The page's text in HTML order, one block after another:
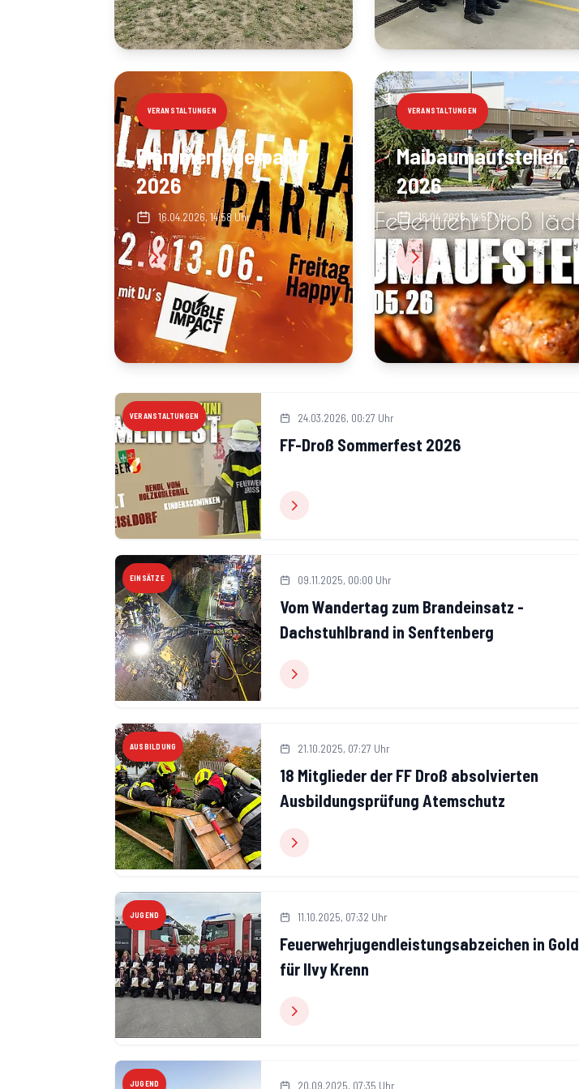
VERANSTALTUNGEN
Flammenjägerparty
2026
16.04.2026, 14:58 Uhr
VERANSTALTUNGEN
Maibaumaufstellen
2026
16.04.2026, 14:52 Uhr
VERANSTALTUNGEN 24.03.2026, 00:27 Uhr
FF-Droß Sommerfest 2026
EINSÄTZE 09.11.2025, 00:00 Uhr
Vom Wandertag zum Brandeinsatz -
Dachstuhlbrand in Senftenberg
AUSBILDUNG 21.10.2025, 07:27 Uhr
18 Mitglieder der FF Droß absolvierten
Ausbildungsprüfung Atemschutz
JUGEND 11.10.2025, 07:32 Uhr
Feuerwehrjugendleistungsabzeichen in Gold
für Ilvy Krenn
JUGEND 20.09.2025, 07:35 Uhr